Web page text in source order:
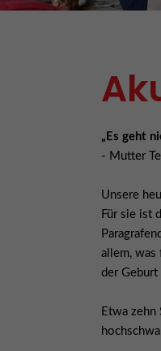
„Es geht
- Mutter
Unsere
Für sie ist
allem, was
der Geburt
Etwa